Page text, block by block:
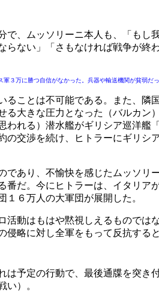
、ムッソリーニ本人も、「もし
ない」「さもなければ戦争が終
万に勝つ自信がなかった。兵器や輸送機関が貧弱だっ
ことは不可能である。また、隣
大きな圧力となった（バルカン
れる）潜水艦がギリシア巡洋艦
交渉を続け、ヒトラーにギリシ
あり、不愉快を感じたムッソリ
だ。今にヒトラーは、イタリア
６万人の大軍団が展開した。
活動はもはや黙視しえるものでは
略に対し全軍をもって反抗すると
予定の行動で、最後通牒を突き
い）。